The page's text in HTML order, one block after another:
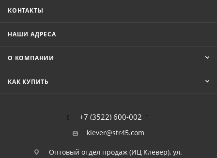
КОНТАКТЫ
НАШИ АДРЕСА
О КОМПАНИИ
КАК КУПИТЬ
+7 (3522) 600-002
klever@str45.com
Оптовый отдел продаж (ИЦ Клевер), ул.